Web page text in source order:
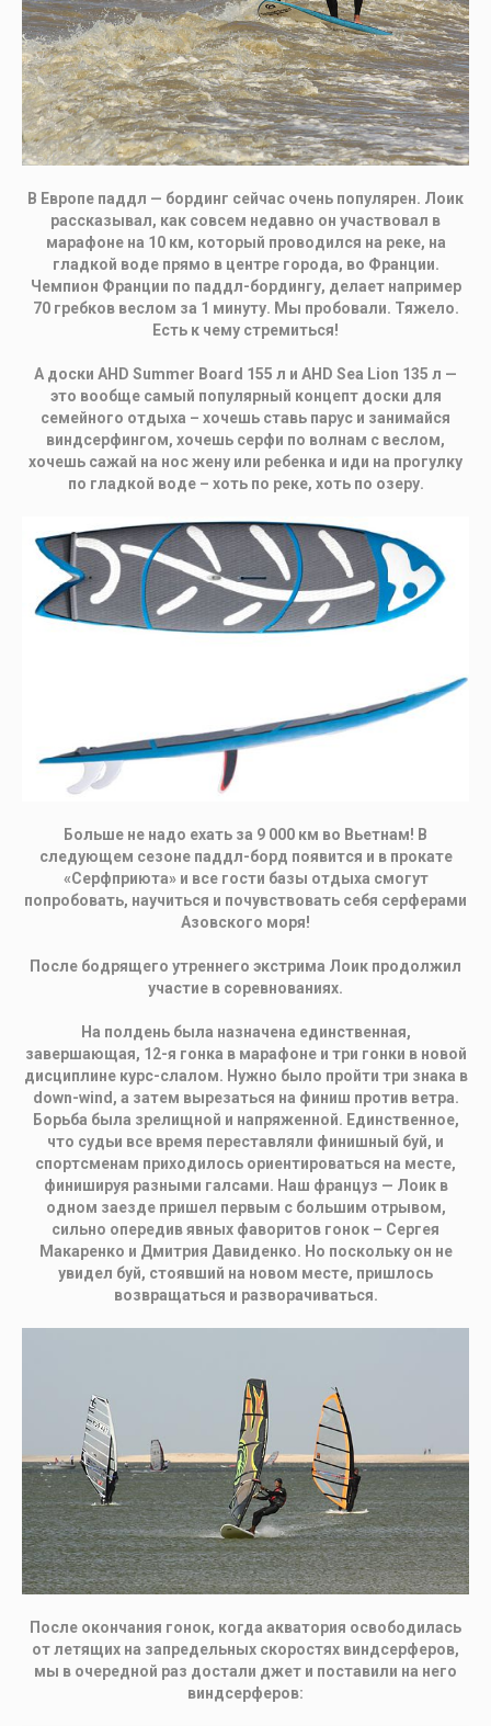
В Европе паддл — бординг сейчас очень популярен. Лоик
рассказывал, как совсем недавно он участвовал в
марафоне на 10 км, который проводился на реке, на
гладкой воде прямо в центре города, во Франции.
Чемпион Франции по паддл-бордингу, делает например
70 гребков веслом за 1 минуту. Мы пробовали. Тяжело.
Есть к чему стремиться!
А доски AHD Summer Board 155 л и AHD Sea Lion 135 л —
это вообще самый популярный концепт доски для
семейного отдыха – хочешь ставь парус и занимайся
виндсерфингом, хочешь серфи по волнам с веслом,
хочешь сажай на нос жену или ребенка и иди на прогулку
по гладкой воде – хоть по реке, хоть по озеру.
Больше не надо ехать за 9 000 км во Вьетнам! В
следующем сезоне паддл-борд появится и в прокате
«Серфприюта» и все гости базы отдыха смогут
попробовать, научиться и почувствовать себя серферами
Азовского моря!
После бодрящего утреннего экстрима Лоик продолжил
участие в соревнованиях.
На полдень была назначена единственная,
завершающая, 12-я гонка в марафоне и три гонки в новой
дисциплине курс-слалом. Нужно было пройти три знака в
down-wind, а затем вырезаться на финиш против ветра.
Борьба была зрелищной и напряженной. Единственное,
что судьи все время переставляли финишный буй, и
спортсменам приходилось ориентироваться на месте,
финишируя разными галсами. Наш француз — Лоик в
одном заезде пришел первым с большим отрывом,
сильно опередив явных фаворитов гонок – Сергея
Макаренко и Дмитрия Давиденко. Но поскольку он не
увидел буй, стоявший на новом месте, пришлось
возвращаться и разворачиваться.
После окончания гонок, когда акватория освободилась
от летящих на запредельных скоростях виндсерферов,
мы в очередной раз достали джет и поставили на него
виндсерферов: